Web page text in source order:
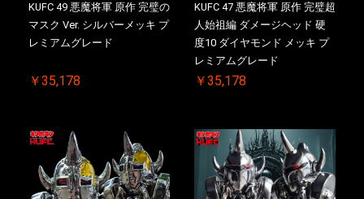
KUFC 49 悪魔将軍 原作 完璧の
マスク Ver. シルバーメッキ プ
レミアムグレード
￥35,178
KUFC 47 悪魔将軍 原作 完璧超
人始祖編 ダメージヘッド 硬
度10 ダイヤモンド メッキ プ
レミアムグレード
￥35,178